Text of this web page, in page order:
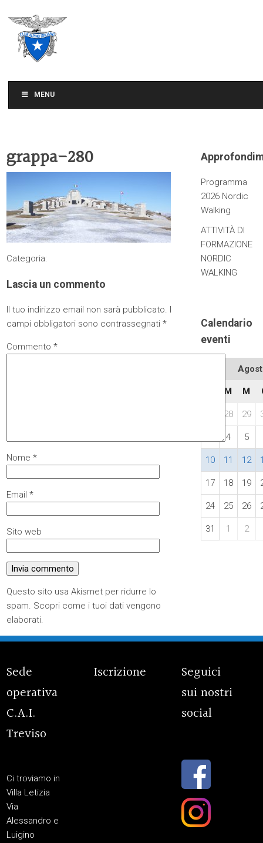
MENU
grappa-280
Categoria:
Lascia un commento
Il tuo indirizzo email non sarà pubblicato. I
campi obbligatori sono contrassegnati*
Commento*
Nome*
Email*
Sito web
Questo sito usa Akismet per ridurre lo
spam. Scopri come i tuoi dati vengono
elaborati.
Programma
2026 Nordic
Walking
ATTIVITÀ DI
FORMAZIONE
NORDIC
WALKING
Calendario
eventi
M M
28 29
4 5
10 11 12
17 18 19
24 25 26
31 1 2
Sede
operativa
C.A.I.
Treviso
Ci troviamo in
Villa Letizia
Via
Alessandro e
Luigino
Iscrizione
Seguici
sui nostri
social